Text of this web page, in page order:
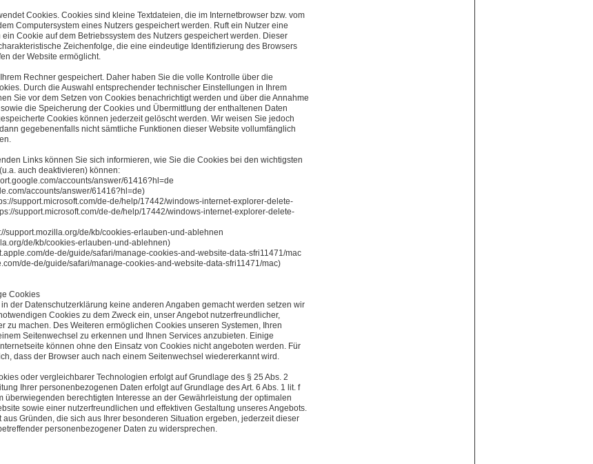
Cookies. Cookies sind kleine Textdateien, die im Internetbrowser bzw. vom
Computersystem eines Nutzers gespeichert werden. Ruft ein Nutzer eine
ein Cookie auf dem Betriebssystem des Nutzers gespeichert werden. Dieser
Zeichenfolge, die eine eindeutige Identifizierung des Browsers
der Website ermöglicht.
Rechner gespeichert. Daher haben Sie die volle Kontrolle über die
Durch die Auswahl entsprechender technischer Einstellungen in Ihrem
Sie vor dem Setzen von Cookies benachrichtigt werden und über die Annahme
die Speicherung der Cookies und Übermittlung der enthaltenen Daten
Cookies können jederzeit gelöscht werden. Wir weisen Sie jedoch
gegebenenfalls nicht sämtliche Funktionen dieser Website vollumfänglich
Links können Sie sich informieren, wie Sie die Cookies bei den wichtigsten
auch deaktivieren) können:
accounts/answer/61416?hl=de
accounts/answer/61416?hl=de)
support.microsoft.com/de-de/help/17442/windows-internet-explorer-delete-
support.microsoft.com/de-de/help/17442/windows-internet-explorer-delete-
support.mozilla.org/de/kb/cookies-erlauben-und-ablehnen
de/kb/cookies-erlauben-und-ablehnen)
de-de/guide/safari/manage-cookies-and-website-data-sfri11471/mac
de-de/guide/safari/manage-cookies-and-website-data-sfri11471/mac)
Cookies
der Datenschutzerklärung keine anderen Angaben gemacht werden setzen wir
Cookies zu dem Zweck ein, unser Angebot nutzerfreundlicher,
zu machen. Des Weiteren ermöglichen Cookies unseren Systemen, Ihren
Seitenwechsel zu erkennen und Ihnen Services anzubieten. Einige
können ohne den Einsatz von Cookies nicht angeboten werden. Für
dass der Browser auch nach einem Seitenwechsel wiedererkannt wird.
oder vergleichbarer Technologien erfolgt auf Grundlage des § 25 Abs. 2
Ihrer personenbezogenen Daten erfolgt auf Grundlage des Art. 6 Abs. 1 lit. f
überwiegenden berechtigten Interesse an der Gewährleistung der optimalen
sowie einer nutzerfreundlichen und effektiven Gestaltung unseres Angebots.
aus Gründen, die sich aus Ihrer besonderen Situation ergeben, jederzeit dieser
personenbezogener Daten zu widersprechen.